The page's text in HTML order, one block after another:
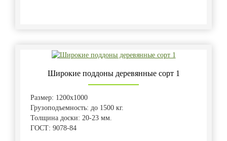
Широкие поддоны деревянные сорт 1
Размер: 1200х1000
Грузоподъемность: до 1500 кг.
Толщина доски: 20-23 мм.
ГОСТ: 9078-84